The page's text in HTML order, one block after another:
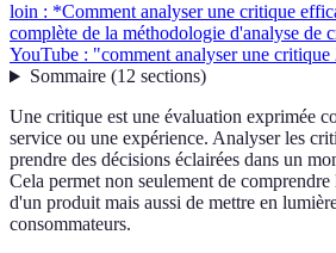
loin : *Comment analyser une critique
complète de la méthodologie d'analyse de
YouTube : "comment analyser une critique
Sommaire(12 sections)
Une critique est une évaluation exprimée
service ou une expérience. Analyser les
prendre des décisions éclairées dans un
Cela permet non seulement de comprendre
d'un produit mais aussi de mettre en
consommateurs.